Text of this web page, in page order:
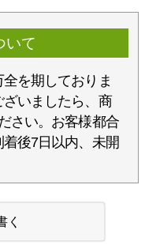
いて
を期しておりま
いましたら、商
さい。お客様都合
後7日以内、未開
く